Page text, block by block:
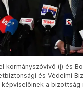
kormányszóvivő (j) és
és Védelmi
a bizottság